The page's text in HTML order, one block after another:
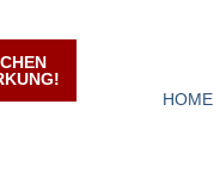
HOME